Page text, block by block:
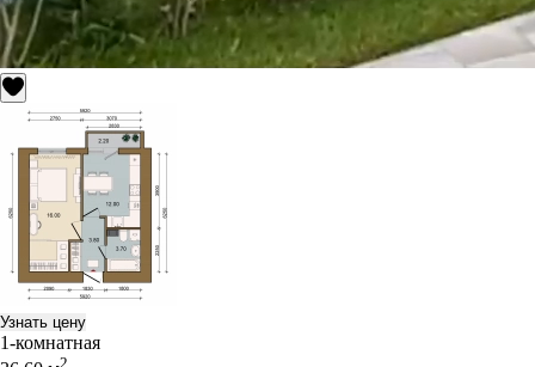
Узнать цену
1-комнатная
2